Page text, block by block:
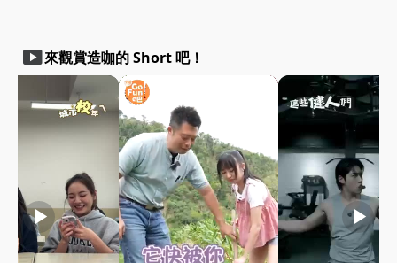
smart_display來觀賞造咖的 Short 吧！
play_arrow play_arrow play_arrow